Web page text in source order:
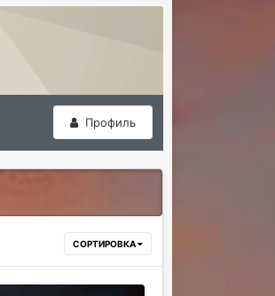
Профиль
СОРТИРОВКА